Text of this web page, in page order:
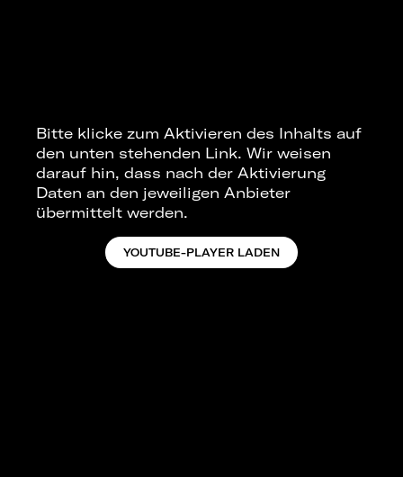
Bitte klicke zum Aktivieren des Inhalts auf
den unten stehenden Link. Wir weisen
darauf hin, dass nach der Aktivierung
Daten an den jeweiligen Anbieter
übermittelt werden.
YOUTUBE-PLAYER LADEN